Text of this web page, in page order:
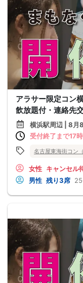
アラサー限定コン
飲放題付・連絡先
横浜駅周辺 | 8
受付終了まで17
名古屋東海街コン
女性 キャンセル
男性 残り3席